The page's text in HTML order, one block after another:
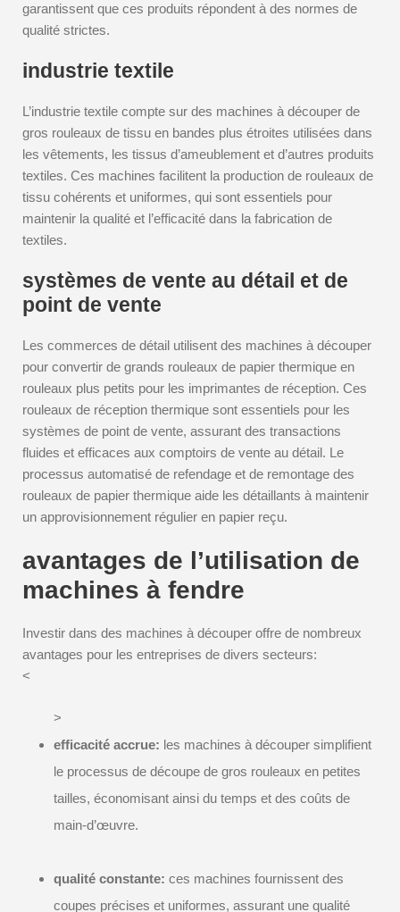
garantissent que ces produits répondent à des normes de
qualité strictes.
industrie textile
L’industrie textile compte sur des machines à découper de
gros rouleaux de tissu en bandes plus étroites utilisées dans
les vêtements, les tissus d’ameublement et d’autres produits
textiles. Ces machines facilitent la production de rouleaux de
tissu cohérents et uniformes, qui sont essentiels pour
maintenir la qualité et l’efficacité dans la fabrication de
textiles.
systèmes de vente au détail et de
point de vente
Les commerces de détail utilisent des machines à découper
pour convertir de grands rouleaux de papier thermique en
rouleaux plus petits pour les imprimantes de réception. Ces
rouleaux de réception thermique sont essentiels pour les
systèmes de point de vente, assurant des transactions
fluides et efficaces aux comptoirs de vente au détail. Le
processus automatisé de refendage et de remontage des
rouleaux de papier thermique aide les détaillants à maintenir
un approvisionnement régulier en papier reçu.
avantages de l’utilisation de
machines à fendre
Investir dans des machines à découper offre de nombreux
avantages pour les entreprises de divers secteurs:
<
>
efficacité accrue: les machines à découper simplifient
le processus de découpe de gros rouleaux en petites
tailles, économisant ainsi du temps et des coûts de
main-d’œuvre.
qualité constante: ces machines fournissent des
coupes précises et uniformes, assurant une qualité